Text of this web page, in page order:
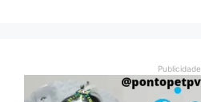
Publicidade